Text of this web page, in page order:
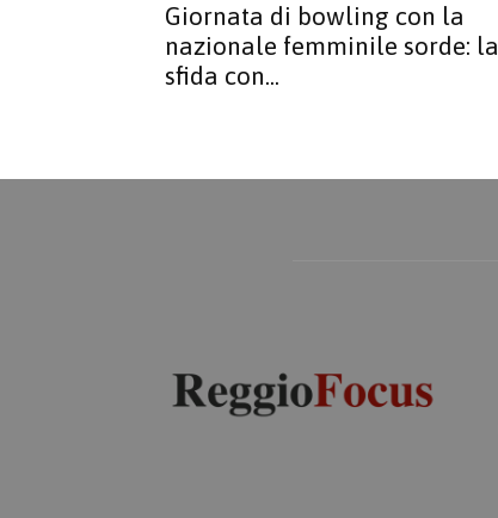
Giornata di bowling con la
nazionale femminile sorde: la
sfida con...